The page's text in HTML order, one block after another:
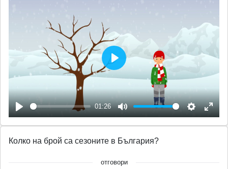
P
a
01:26
M
e
S
E
P
a
y
Колко на брой са сезоните в България?
отговори